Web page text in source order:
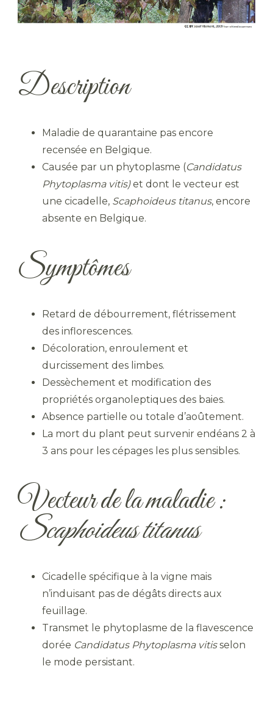
Description
Maladie de quarantaine pas encore
recensée en Belgique.
Causée par un phytoplasme (Candidatus
Phytoplasma vitis)et dont le vecteur est
une cicadelle, Scaphoideus titanus, encore
absente en Belgique.
Symptômes
Retard de débourrement, flétrissement
des inflorescences.
Décoloration, enroulement et
durcissement des limbes.
Dessèchement et modification des
propriétés organoleptiques des baies.
Absence partielle ou totale d’aoûtement.
La mort du plant peut survenir endéans 2 à
3 ans pour les cépages les plus sensibles.
Vecteur de la maladie :
Scaphoideus titanus
Cicadelle spécifique à la vigne mais
n’induisant pas de dégâts directs aux
feuillage.
Transmet le phytoplasme de la flavescence
dorée Candidatus Phytoplasma vitisselon
le mode persistant.